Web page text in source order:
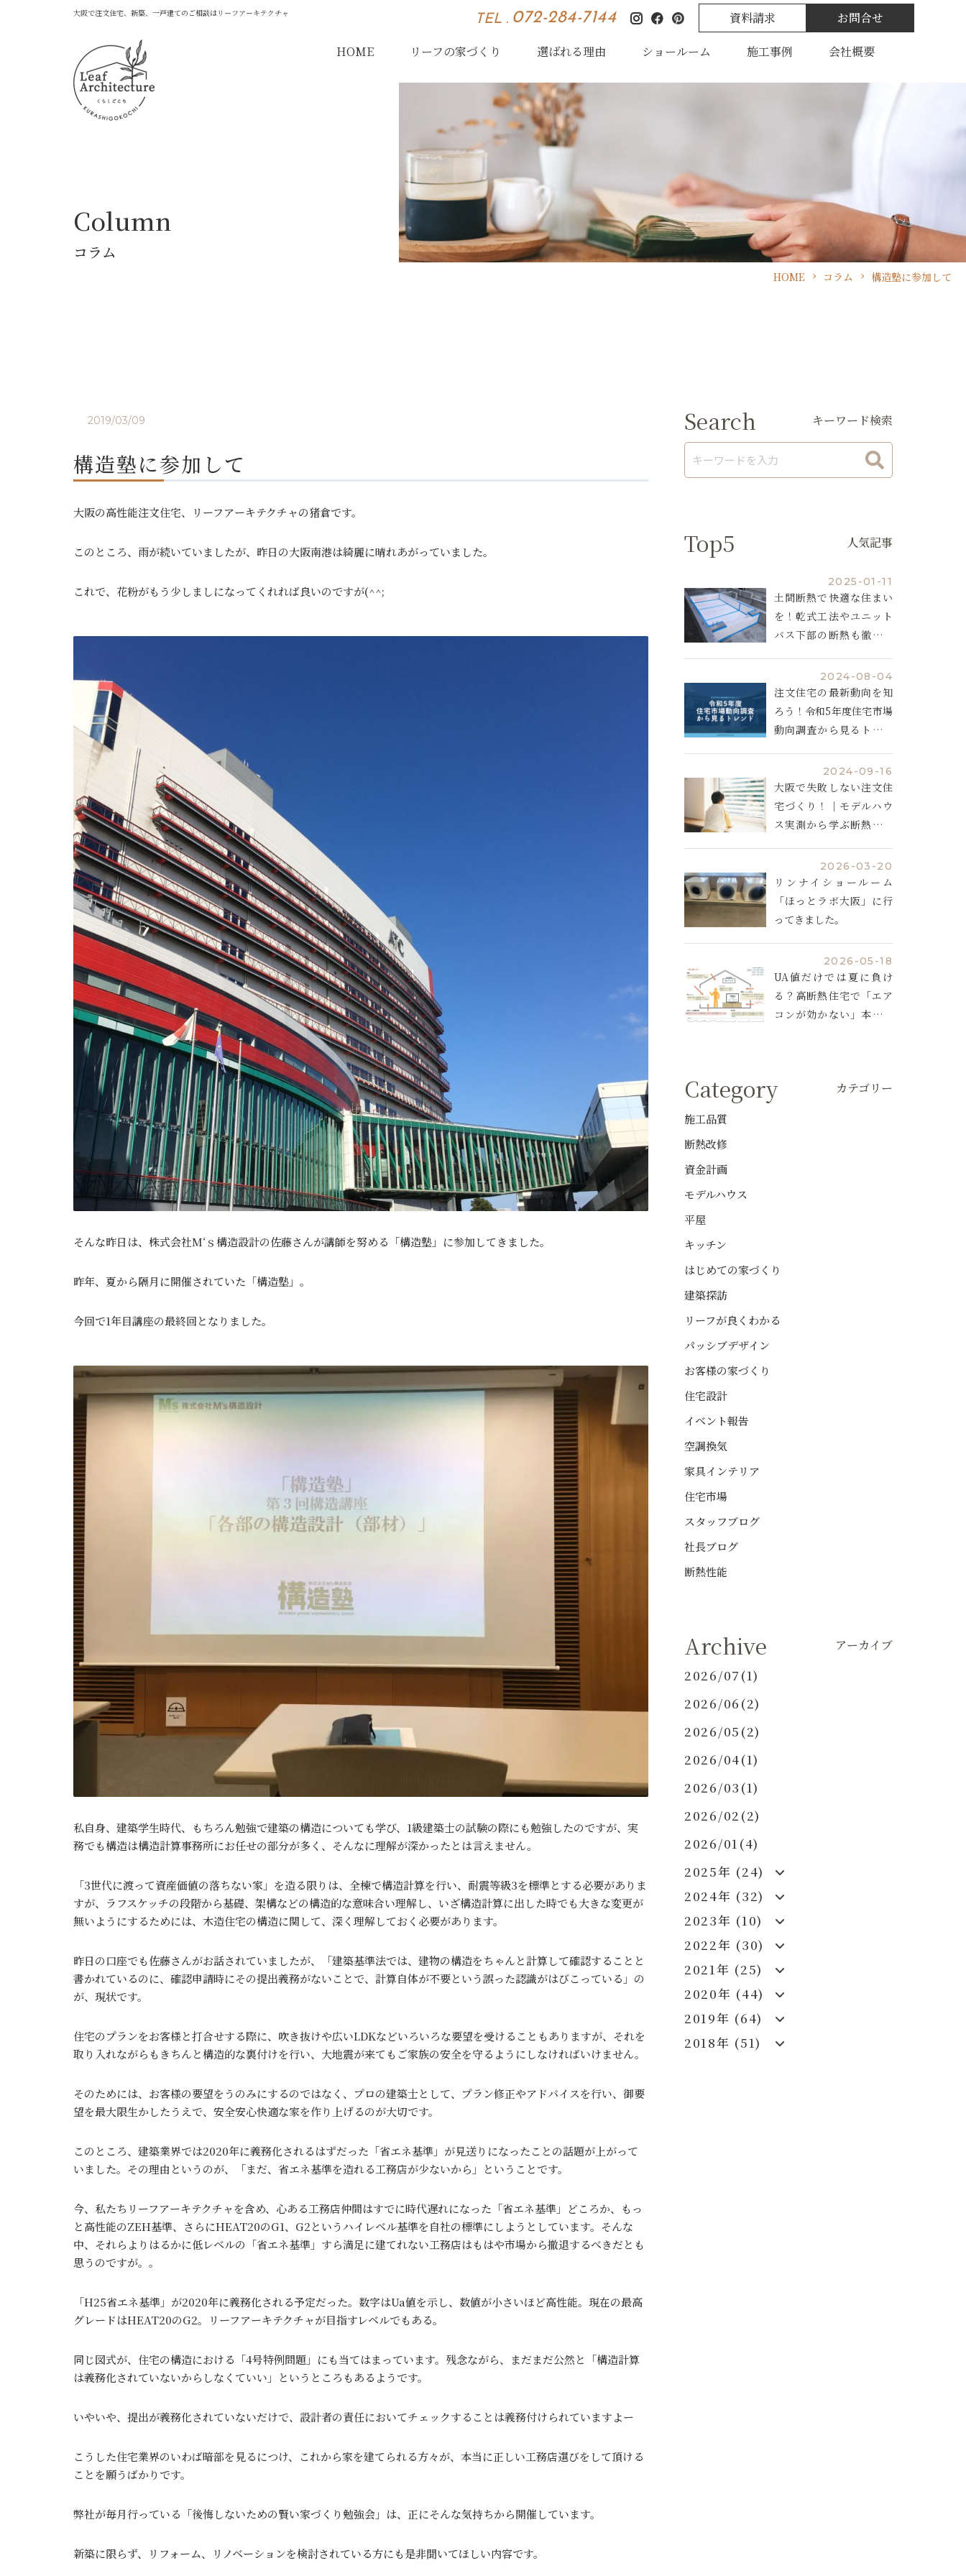
大阪で注文住宅、新築、一戸建てのご相談はリーフアーキテクチャ TEL . 072-284-7144 資料請求 お問合せ
HOME リーフの家づくり 選ばれる理由 ショールーム 施工事例 会社概要
HOME コラム 構造塾に参加して
Column
コラム
2019/03/09
構造塾に参加して
大阪の高性能注文住宅、リーフアーキテクチャの猪倉です。
このところ、雨が続いていましたが、昨日の大阪南港は綺麗に晴れあがっていました。
これで、花粉がもう少しましになってくれれば良いのですが(^^;
そんな昨日は、株式会社M‘ｓ構造設計の佐藤さんが講師を努める「構造塾」に参加してきました。
昨年、夏から隔月に開催されていた「構造塾」。
今回で1年目講座の最終回となりました。
私自身、建築学生時代、もちろん勉強で建築の構造についても学び、1級建築士の試験の際にも勉強したのですが、実
務でも構造は構造計算事務所にお任せの部分が多く、そんなに理解が深かったとは言えません。
「3世代に渡って資産価値の落ちない家」を造る限りは、全棟で構造計算を行い、耐震等級3を標準とする必要がありま
すが、ラフスケッチの段階から基礎、架構などの構造的な意味合い理解し、いざ構造計算に出した時でも大きな変更が
無いようにするためには、木造住宅の構造に関して、深く理解しておく必要があります。
昨日の口座でも佐藤さんがお話されていましたが、「建築基準法では、建物の構造をちゃんと計算して確認することと
書かれているのに、確認申請時にその提出義務がないことで、計算自体が不要という誤った認識がはびこっている」の
が、現状です。
住宅のプランをお客様と打合せする際に、吹き抜けや広いLDKなどいろいろな要望を受けることもありますが、それを
取り入れながらもきちんと構造的な裏付けを行い、大地震が来てもご家族の安全を守るようにしなければいけません。
そのためには、お客様の要望をうのみにするのではなく、プロの建築士として、プラン修正やアドバイスを行い、御要
望を最大限生かしたうえで、安全安心快適な家を作り上げるのが大切です。
このところ、建築業界では2020年に義務化されるはずだった「省エネ基準」が見送りになったことの話題が上がって
いました。その理由というのが、「まだ、省エネ基準を造れる工務店が少ないから」ということです。
今、私たちリーフアーキテクチャを含め、心ある工務店仲間はすでに時代遅れになった「省エネ基準」どころか、もっ
と高性能のZEH基準、さらにHEAT20のG1、G2というハイレベル基準を自社の標準にしようとしています。そんな
中、それらよりはるかに低レベルの「省エネ基準」すら満足に建てれない工務店はもはや市場から撤退するべきだとも
思うのですが。。
「H25省エネ基準」が2020年に義務化される予定だった。数字はUa値を示し、数値が小さいほど高性能。現在の最高
グレードはHEAT20のG2。リーフアーキテクチャが目指すレベルでもある。
同じ図式が、住宅の構造における「4号特例問題」にも当てはまっています。残念ながら、まだまだ公然と「構造計算
は義務化されていないからしなくていい」というところもあるようです。
いやいや、提出が義務化されていないだけで、設計者の責任においてチェックすることは義務付けられていますよー
こうした住宅業界のいわば暗部を見るにつけ、これから家を建てられる方々が、本当に正しい工務店選びをして頂ける
ことを願うばかりです。
弊社が毎月行っている「後悔しないための賢い家づくり勉強会」は、正にそんな気持ちから開催しています。
新築に限らず、リフォーム、リノベーションを検討されている方にも是非聞いてほしい内容です。
Search キーワード検索
Top5 人気記事
2025-01-11
土間断熱で快適な住まい
を！乾式工法やユニット
バス下部の断熱も徹底解
2024-08-04
注文住宅の最新動向を知
ろう！令和5年度住宅市場
動向調査から見るトレン
2024-09-16
大阪で失敗しない注文住
宅づくり！｜モデルハウ
ス実測から学ぶ断熱と空
2026-03-20
リンナイショールーム
「ほっとラボ大阪」に行
ってきました。
2026-05-18
UA値だけでは夏に負け
る？高断熱住宅で「エア
コンが効かない」本当の
Category カテゴリー
施工品質
断熱改修
資金計画
モデルハウス
平屋
キッチン
はじめての家づくり
建築探訪
リーフが良くわかる
パッシブデザイン
お客様の家づくり
住宅設計
イベント報告
空調換気
家具インテリア
住宅市場
スタッフブログ
社長ブログ
断熱性能
Archive アーカイブ
2026/07(1)
2026/06(2)
2026/05(2)
2026/04(1)
2026/03(1)
2026/02(2)
2026/01(4)
2025年 (24)
2024年 (32)
2023年 (10)
2022年 (30)
2021年 (25)
2020年 (44)
2019年 (64)
2018年 (51)